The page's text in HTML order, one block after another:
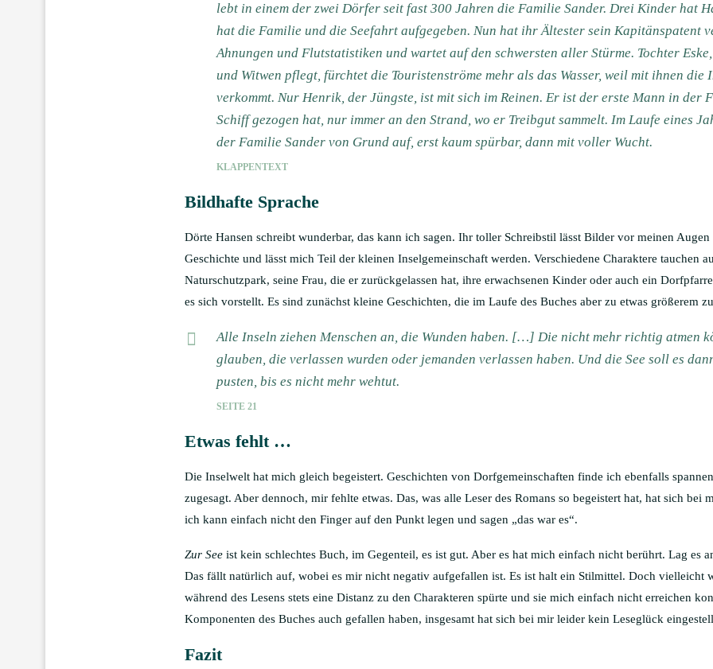
lebt in einem der zwei Dörfer seit fast 300 Jahren die Familie Sander. Drei Kinder hat
hat die Familie und die Seefahrt aufgegeben. Nun hat ihr Ältester sein Kapitänspatent
Ahnungen und Flutstatistiken und wartet auf den schwersten aller Stürme. Tochter
und Witwen pflegt, fürchtet die Touristenströme mehr als das Wasser, weil mit ihnen
verkommt. Nur Henrik, der Jüngste, ist mit sich im Reinen. Er ist der erste Mann in der
Schiff gezogen hat, nur immer an den Strand, wo er Treibgut sammelt. Im Laufe eines
der Familie Sander von Grund auf, erst kaum spürbar, dann mit voller Wucht.
KLAPPENTEXT
Bildhafte Sprache
Dörte Hansen schreibt wunderbar, das kann ich sagen. Ihr toller Schreibstil lässt Bilder vor meinen
Geschichte und lässt mich Teil der kleinen Inselgemeinschaft werden. Verschiedene Charaktere tauchen
Naturschutzpark, seine Frau, die er zurückgelassen hat, ihre erwachsenen Kinder oder auch ein
es sich vorstellt. Es sind zunächst kleine Geschichten, die im Laufe des Buches aber zu etwas größerem
Alle Inseln ziehen Menschen an, die Wunden haben. […] Die nicht mehr richtig atmen
glauben, die verlassen wurden oder jemanden verlassen haben. Und die See soll es
pusten, bis es nicht mehr wehtut.
SEITE 21
Etwas fehlt …
Die Inselwelt hat mich gleich begeistert. Geschichten von Dorfgemeinschaften finde ich ebenfalls
zugesagt. Aber dennoch, mir fehlte etwas. Das, was alle Leser des Romans so begeistert hat, hat sich bei
ich kann einfach nicht den Finger auf den Punkt legen und sagen „das war es“.
Zur See ist kein schlechtes Buch, im Gegenteil, es ist gut. Aber es hat mich einfach nicht berührt. Lag es
Das fällt natürlich auf, wobei es mir nicht negativ aufgefallen ist. Es ist halt ein Stilmittel. Doch vielleicht
während des Lesens stets eine Distanz zu den Charakteren spürte und sie mich einfach nicht erreichen
Komponenten des Buches auch gefallen haben, insgesamt hat sich bei mir leider kein Leseglück
Fazit